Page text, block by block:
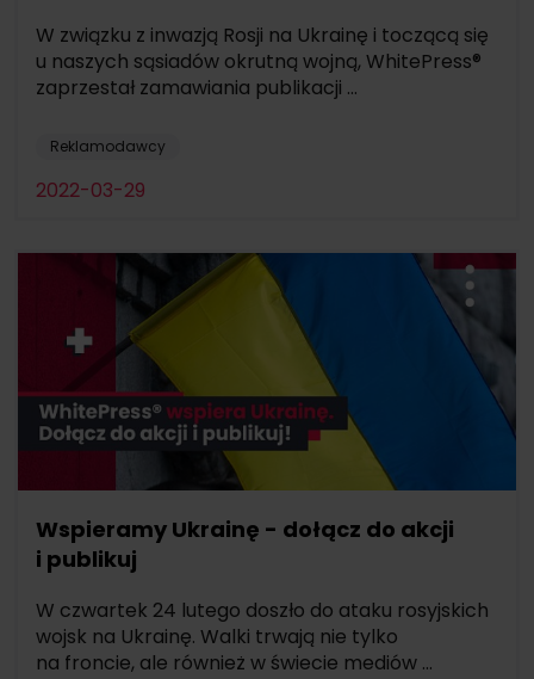
W związku z inwazją Rosji na Ukrainę i toczącą się
u naszych sąsiadów okrutną wojną, WhitePress®
zaprzestał zamawiania publikacji ...
Reklamodawcy
2022-03-29
Wspieramy Ukrainę - dołącz do akcji
i publikuj
W czwartek 24 lutego doszło do ataku rosyjskich
wojsk na Ukrainę. Walki trwają nie tylko
na froncie, ale również w świecie mediów ...